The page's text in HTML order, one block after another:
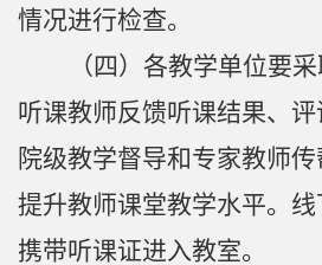
情况进行检查。
（四）各教学单位要
听课教师反馈听课结果、
院级教学督导和专家教师
提升教师课堂教学水平。线
携带听课证进入教室。